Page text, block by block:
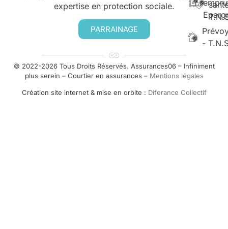
expertise en protection sociale.
PARRAINAGE
-
© 2022-2026 Tous Droits Réservés. Assurances06 – Infiniment
plus serein – Courtier en assurances – Mentions légales
Création site internet & mise en orbite : Diferance Collectif